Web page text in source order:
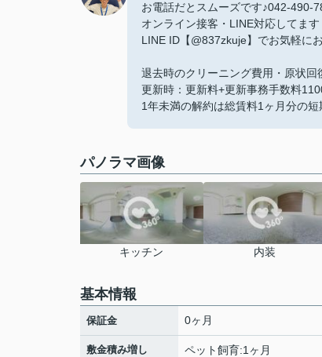
お電話だとスムーズです♪042-490-
オンライン接客・LINE対応してます
LINE ID【@837zkuje】でお気軽に
退去時のクリーニング費用・原状
更新時：更新料+更新事務手数料
1年未満の解約は総賃料1ヶ月分の短
パノラマ画像
キッチン 内装
基本情報
保証金 0ヶ月
敷金積み増し ペット飼育:1ヶ月